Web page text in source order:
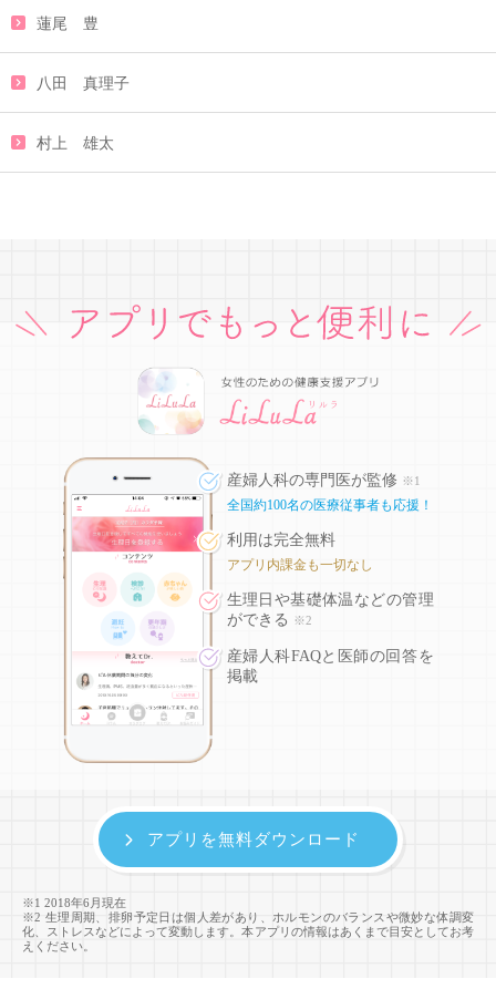
蓮尾 豊
八田 真理子
村上 雄太
産婦人科の専門医が監修 ※1
全国約100名の医療従事者も応援！
利用は完全無料
アプリ内課金も一切なし
生理日や基礎体温などの管理
ができる
※2
産婦人科FAQと医師の回答を
掲載
※1 2018年6月現在
※2 生理周期、排卵予定日は個人差があり、ホルモンのバランスや微妙な体調変
化、ストレスなどによって変動します。本アプリの情報はあくまで目安としてお考
えください。
アプリを無料ダウンロード